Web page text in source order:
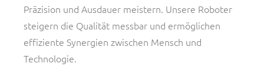
Präzision und Ausdauer meistern. Unsere Roboter
steigern die Qualität messbar und ermöglichen
effiziente Synergien zwischen Mensch und
Technologie.